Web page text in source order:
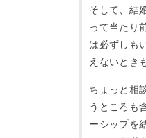
そして、結
って当たり
は必ずしも
えないとき
ちょっと相
うところも
ーシップを